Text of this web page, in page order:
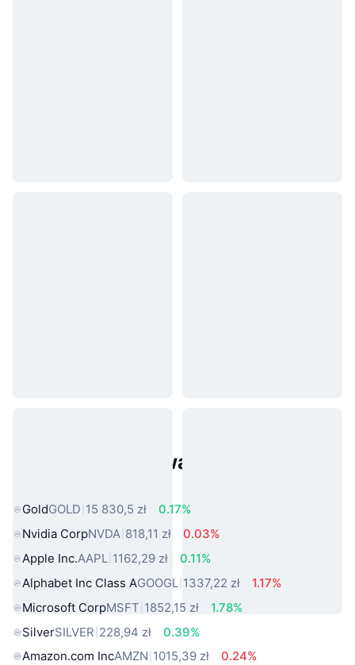
Popularne aktywa ze świata
GoldGOLD 15 830,5 zł
0.17%
Nvidia CorpNVDA 818,11 zł
0.03%
Apple Inc.AAPL 1162,29 zł
0.11%
Alphabet Inc Class AGOOGL 1337,22 zł
1.17%
Microsoft CorpMSFT 1852,15 zł
1.78%
SilverSILVER 228,94 zł
0.39%
Amazon.com IncAMZN 1015,39 zł
0.24%